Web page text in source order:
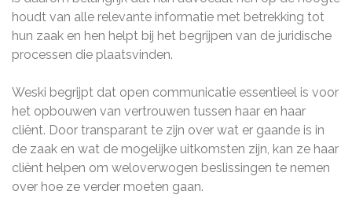
houdt van alle relevante informatie met betrekking tot
hun zaak en hen helpt bij het begrijpen van de juridische
processen die plaatsvinden.
Weski begrijpt dat open communicatie essentieel is voor
het opbouwen van vertrouwen tussen haar en haar
cliënt. Door transparant te zijn over wat er gaande is in
de zaak en wat de mogelijke uitkomsten zijn, kan ze haar
cliënt helpen om weloverwogen beslissingen te nemen
over hoe ze verder moeten gaan.